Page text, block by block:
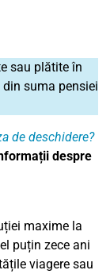
sau plătite în
suma pensiei
de deschidere?
despre
maxime la
puțin zece ani
viagere sau